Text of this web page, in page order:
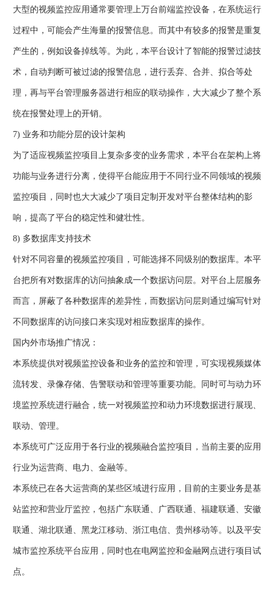
大型的视频监控应用通常要管理上万台前端监控设备，在系统运行
过程中，可能会产生海量的报警信息。而其中有较多的报警是重复
产生的，例如设备掉线等。为此，本平台设计了智能的报警过滤技
术，自动判断可被过滤的报警信息，进行丢弃、合并、拟合等处
理，再与平台管理服务器进行相应的联动操作，大大减少了整个系
统在报警处理上的开销。
7) 业务和功能分层的设计架构
为了适应视频监控项目上复杂多变的业务需求，本平台在架构上将
功能与业务进行分离，使得平台能应用于不同行业不同领域的视频
监控项目，同时也大大减少了项目定制开发对平台整体结构的影
响，提高了平台的稳定性和健壮性。
8) 多数据库支持技术
针对不同容量的视频监控项目，可能选择不同级别的数据库。本平
台把所有对数据库的访问抽象成一个数据访问层。对平台上层服务
而言，屏蔽了各种数据库的差异性，而数据访问层则通过编写针对
不同数据库的访问接口来实现对相应数据库的操作。
国内外市场推广情况：
本系统提供对视频监控设备和业务的监控和管理，可实现视频媒体
流转发、录像存储、告警联动和管理等重要功能。同时可与动力环
境监控系统进行融合，统一对视频监控和动力环境数据进行展现、
联动、管理。
本系统可广泛应用于各行业的视频融合监控项目，当前主要的应用
行业为运营商、电力、金融等。
本系统已在各大运营商的某些区域进行应用，目前的主要业务是基
站监控和营业厅监控，包括广东联通、广西联通、福建联通、安徽
联通、湖北联通、黑龙江移动、浙江电信、贵州移动等。以及平安
城市监控系统平台应用，同时也在电网监控和金融网点进行项目试
点。